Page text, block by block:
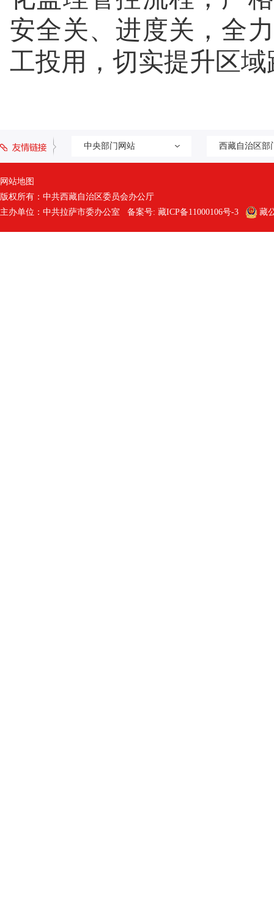
安全关、进度关，全
工投用，切实提升区
中央部门网站 西藏自治区部
网站地图
版权所有：中共西藏自治区委员会办公厅
主办单位：中共拉萨市委办公室 备案号: 藏ICP备11000106号-3 藏